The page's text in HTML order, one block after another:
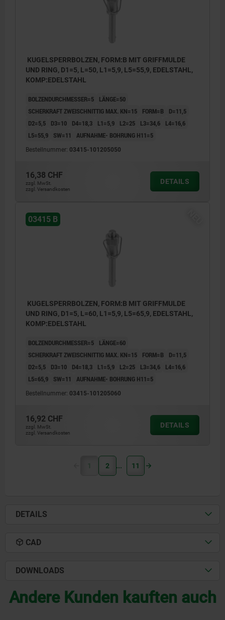
KUGELSPERRBOLZEN, FORM:B MIT GRIFFMULDE
UND RING, D1=5, L=50, L1=5,9, L5=55,9, EDELSTAHL,
KOMP:EDELSTAHL
BOLZENDURCHMESSER=5
LÄNGE=50
SCHERKRAFT ZWEISCHNITTIG MAX. KN=15
FORM=B
D=11,5
D2=5,5
D3=10 D4=18,3 L1=5,9 L2=25 L3=34,6
L4=16,6
L5=55,9
SW=11 AUFNAHME- BOHRUNG H11=5
Bestellnummer: 03415-101205050
16,38 CHF
zzgl. MwSt.
zzgl. Versandkosten
DETAILS
03415 B
KUGELSPERRBOLZEN, FORM:B MIT GRIFFMULDE
UND RING, D1=5, L=60, L1=5,9, L5=65,9, EDELSTAHL,
KOMP:EDELSTAHL
BOLZENDURCHMESSER=5
LÄNGE=60
SCHERKRAFT ZWEISCHNITTIG MAX. KN=15
FORM=B
D=11,5
D2=5,5
D3=10 D4=18,3 L1=5,9 L2=25 L3=34,6
L4=16,6
L5=65,9
SW=11 AUFNAHME- BOHRUNG H11=5
Bestellnummer: 03415-101205060
16,92 CHF
zzgl. MwSt.
zzgl. Versandkosten
DETAILS
1 2 11
DETAILS
CAD
DOWNLOADS
Andere Kunden kauften auch